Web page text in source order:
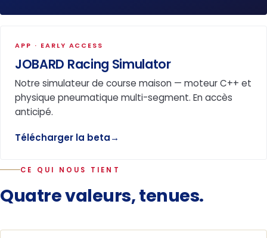
APP · EARLY ACCESS
JOBARD Racing Simulator
Notre simulateur de course maison — moteur C++ et
physique pneumatique multi-segment. En accès
anticipé.
Télécharger la beta→
CE QUI NOUS TIENT
Quatre valeurs, tenues.